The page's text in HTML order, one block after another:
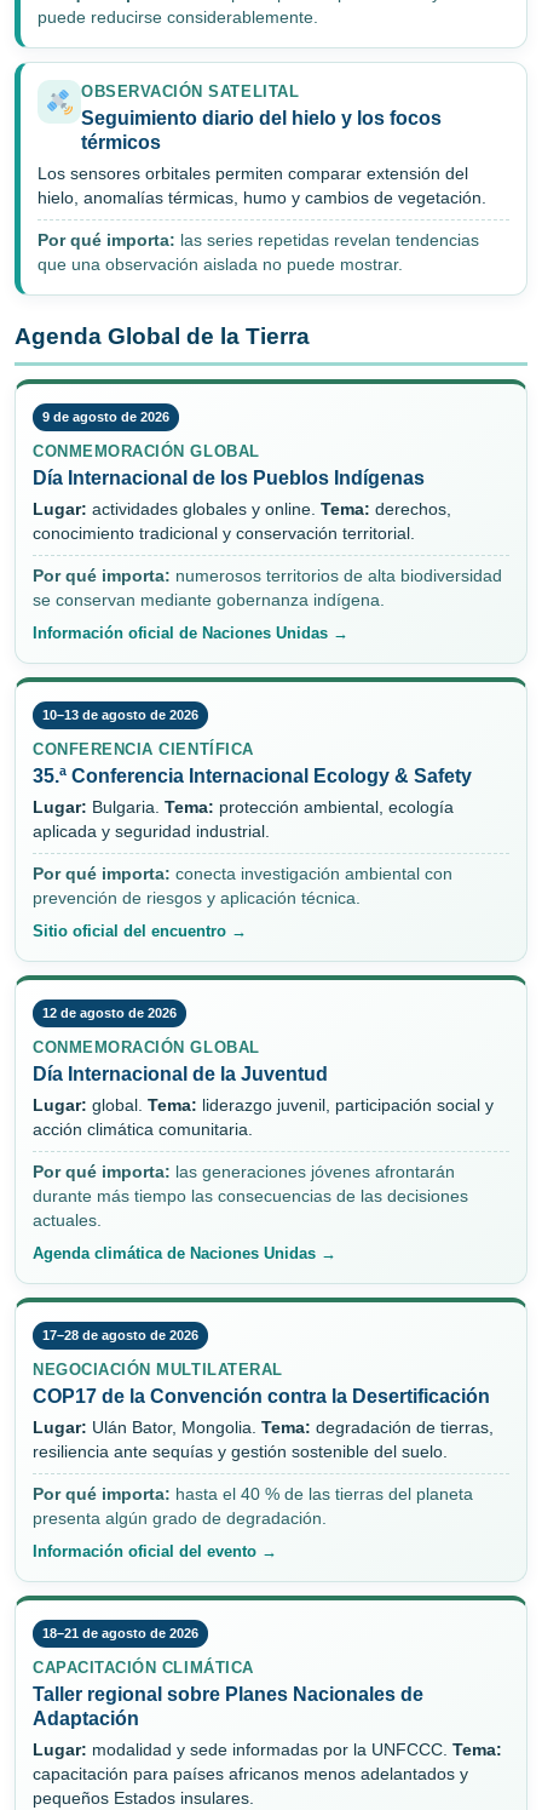
puede reducirse considerablemente.
OBSERVACIÓN SATELITAL
Seguimiento diario del hielo y los focos
térmicos
Los sensores orbitales permiten comparar extensión del
hielo, anomalías térmicas, humo y cambios de vegetación.
Por qué importa: las series repetidas revelan tendencias
que una observación aislada no puede mostrar.
Agenda Global de la Tierra
9 de agosto de 2026
CONMEMORACIÓN GLOBAL
Día Internacional de los Pueblos Indígenas
Lugar: actividades globales y online. Tema: derechos,
conocimiento tradicional y conservación territorial.
Por qué importa: numerosos territorios de alta biodiversidad
se conservan mediante gobernanza indígena.
Información oficial de Naciones Unidas →
10–13 de agosto de 2026
CONFERENCIA CIENTÍFICA
35.ª Conferencia Internacional Ecology & Safety
Lugar: Bulgaria. Tema: protección ambiental, ecología
aplicada y seguridad industrial.
Por qué importa: conecta investigación ambiental con
prevención de riesgos y aplicación técnica.
Sitio oficial del encuentro →
12 de agosto de 2026
CONMEMORACIÓN GLOBAL
Día Internacional de la Juventud
Lugar: global. Tema: liderazgo juvenil, participación social y
acción climática comunitaria.
Por qué importa: las generaciones jóvenes afrontarán
durante más tiempo las consecuencias de las decisiones
actuales.
Agenda climática de Naciones Unidas →
17–28 de agosto de 2026
NEGOCIACIÓN MULTILATERAL
COP17 de la Convención contra la Desertificación
Lugar: Ulán Bator, Mongolia. Tema: degradación de tierras,
resiliencia ante sequías y gestión sostenible del suelo.
Por qué importa: hasta el 40 % de las tierras del planeta
presenta algún grado de degradación.
Información oficial del evento →
18–21 de agosto de 2026
CAPACITACIÓN CLIMÁTICA
Taller regional sobre Planes Nacionales de
Adaptación
Lugar: modalidad y sede informadas por la UNFCCC. Tema:
capacitación para países africanos menos adelantados y
pequeños Estados insulares.